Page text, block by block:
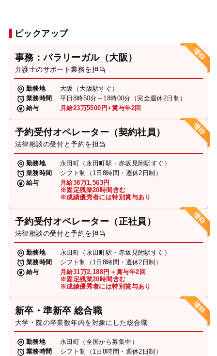
ピックアップ
事務：パラリーガル（大阪）
弁護士のサポート業務を担当
勤務地
大阪（大阪駅すぐ）
業務時間
平日8時50分～18時00分（完全週休2日制）
給与
月給23万5500円+賞与年2回
予約受付オペレーター（契約社員）
法律相談の受付と予約を担当
勤務地
永田町（永田町駅・赤坂見附駅すぐ）
業務時間
シフト制（1日8時間・週休2日制）
給与
月給38万1,563円
※固定残業20時間含む
※成績優秀者には特別賞与あり
予約受付オペレーター（正社員）
法律相談の受付と予約を担当
勤務地
永田町（永田町駅・赤坂見附駅すぐ）
業務時間
シフト制（1日8時間・週休2日制）
給与
月給31万2,188円＋賞与年2回
※固定残業20時間含む
※成績優秀者には特別賞与あり
新卒・準新卒 総合職
大学・院の卒業数年内を対象にした総合職
勤務地
永田町（全国から募集中）
業務時間
シフト制（1日8時間・週休2日制）